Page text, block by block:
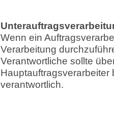
Wenn ein
Verarbeitung
Verantwortliche sollte
Hauptauftragsverarbeiter
verantwortlich.